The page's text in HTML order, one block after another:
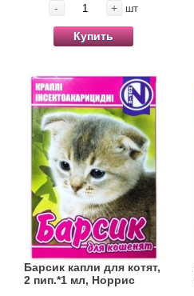
- + шт
Купить
Барсик капли для котят,
2 пип.*1 мл, Норрис